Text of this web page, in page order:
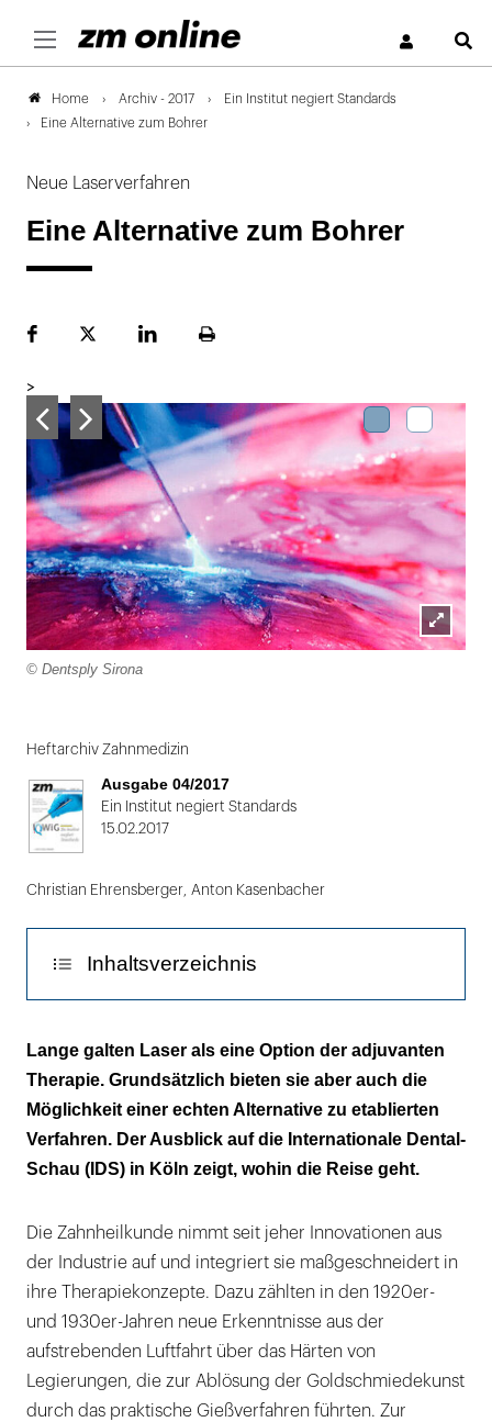
Home Archiv - 2017
Ein Institut negiert Standards
Eine Alternative zum Bohrer
Neue Laserverfahren
Eine Alternative zum Bohrer
FacebookPlattformLinekdInSeite
>
Lightbox
© Dentsply Sirona
1
von
2
Heftarchiv Zahnmedizin
Ausgabe 04/2017
Ein Institut negiert Standards
15.02.2017
Christian Ehrensberger Anton Kasenbacher
Inhaltsverzeichnis
Die dentale Ästhetik
Die LLLT-Applikation
Krebsbehandlung
Wirkungen von Wärme
Systeme mit ultrakurzen Pulsen
Die Zukunft der Theragnostik
Lange galten Laser als eine Option der adjuvanten
Therapie. Grundsätzlich bieten sie aber auch die
Möglichkeit einer echten Alternative zu etablierten
Verfahren. Der Ausblick auf die Internationale Dental-
Schau (IDS) in Köln zeigt, wohin die Reise geht.
Die Zahnheilkunde nimmt seit jeher Innovationen aus
der Industrie auf und integriert sie maßgeschneidert in
ihre Therapiekonzepte. Dazu zählten in den 1920er-
und 1930er-Jahren neue Erkenntnisse aus der
aufstrebenden Luftfahrt über das Härten von
Legierungen, die zur Ablösung der Goldschmiedekunst
durch das praktische Gießverfahren führten. Zur